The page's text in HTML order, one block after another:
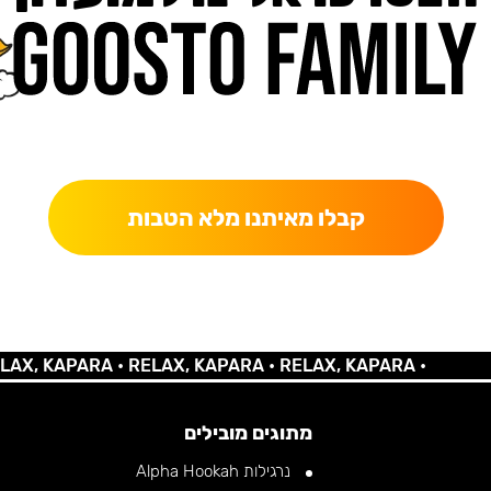
קבלו מאיתנו מלא הטבות
•RELAX, KAPARA •RELAX, KAPARA •
מתוגים מובילים
נרגילות Alpha Hookah